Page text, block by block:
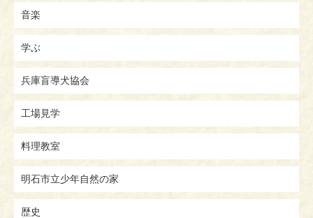
音楽
学ぶ
兵庫盲導犬協会
工場見学
料理教室
明石市立少年自然の家
歴史